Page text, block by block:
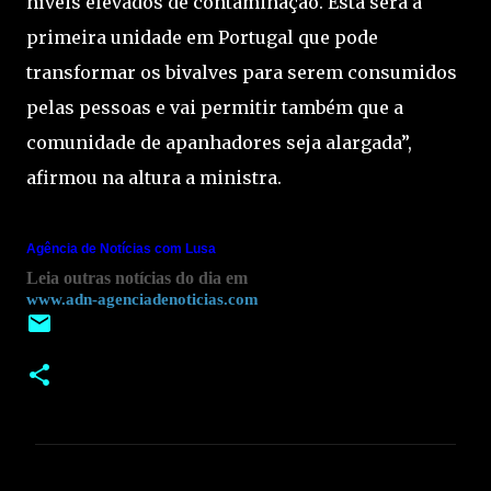
primeira unidade em Portugal que pode
transformar os bivalves para serem consumidos
pelas pessoas e vai permitir também que a
comunidade de apanhadores seja alargada”,
afirmou na altura a ministra.
Agência de Notícias com Lusa
Leia outras notícias do dia em
www.adn-agenciadenoticias.com